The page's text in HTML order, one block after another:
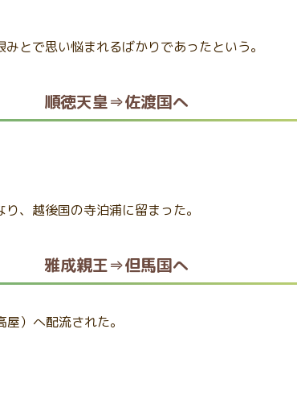
とで思い悩まれるばかりであったという。
順徳天皇⇒佐渡国へ
、越後国の寺泊浦に留まった。
雅成親王⇒但馬国へ
）へ配流された。